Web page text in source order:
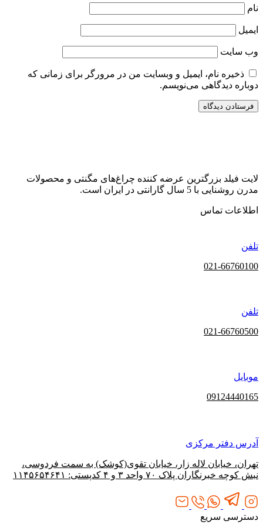
نام
ایمیل
وب‌ سایت
ذخیره نام، ایمیل و وبسایت من در مرورگر برای زمانی که
دوباره دیدگاهی می‌نویسم.
لایت فیلد بزرگترین عرضه کننده چراغ‌های مگنتی و محصولات
مدرن روشنایی با 5 سال گارانتی در ایران است.
اطلاعات تماس
تلفن
021-66760100
تلفن
021-66760500
موبایل
09124440165
آدرس دفتر مرکزی
تهران، خیابان لاله‌ زار، خیابان تقوی(کوشک) به سمت فردوسی،
نبش کوچه خبرنگاران پلاک ۷۰ واحد ۳ و ۴ کدپستی: ۱۱۴۵۶۵۴۶۴۱
دسترسی سریع